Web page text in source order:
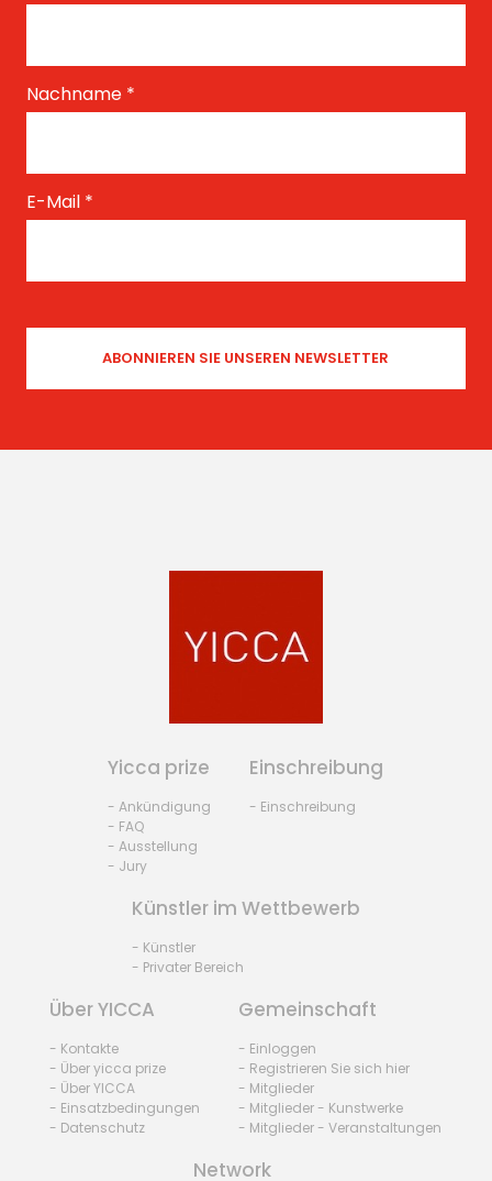
Nachname *
E-Mail *
Yicca prize
- Ankündigung
- FAQ
- Ausstellung
- Jury
Einschreibung
- Einschreibung
Künstler im Wettbewerb
- Künstler
- Privater Bereich
Über YICCA
- Kontakte
- Über yicca prize
- Über YICCA
- Einsatzbedingungen
- Datenschutz
Gemeinschaft
- Einloggen
- Registrieren Sie sich hier
- Mitglieder
- Mitglieder - Kunstwerke
- Mitglieder - Veranstaltungen
Network